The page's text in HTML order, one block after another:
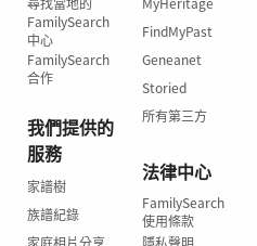
FamilySearch
中心
FamilySearch
合作
我們提供的
服務
家譜樹
族譜紀錄
家庭相片分享
FindMyPast
Geneanet
Storied
所有第三方
法律中心
FamilySearch
使用條款
隱私聲明